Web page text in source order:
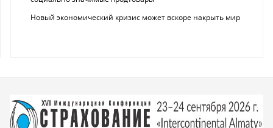
Новый экономический кризис может вскоре накрыть мир